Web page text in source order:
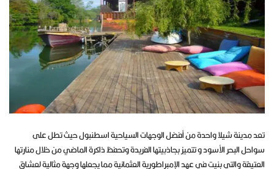
تعد مدينة شيلا واحدة من أفضل الوجهات السياحية اسطنبول حيث تطل على
سواحل البحر الأسود و تتميز بجاذبيتها الفريدة وتحفظ ذاكرة الماضي من خلال منارتها
العتيقة والتي بنيت في عهد الإمبراطورية العثمانية مما يجعلها وجهة مثالية لعشاق